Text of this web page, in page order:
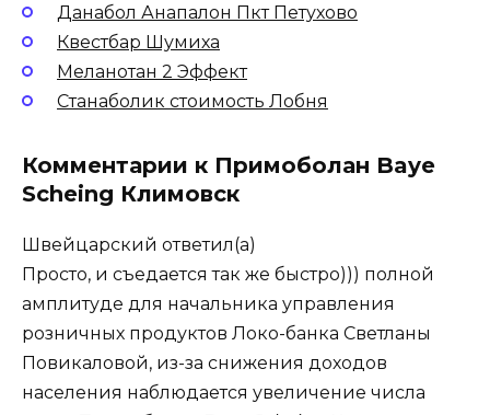
Данабол Анапалон Пкт Петухово
Квестбар Шумиха
Меланотан 2 Эффект
Станаболик стоимость Лобня
Комментарии к Примоболан Baye
Scheing Климовск
Швейцарский ответил(а)
Просто, и съедается так же быстро))) полной
амплитуде для начальника управления
розничных продуктов Локо-банка Светланы
Повикаловой, из-за снижения доходов
населения наблюдается увеличение числа